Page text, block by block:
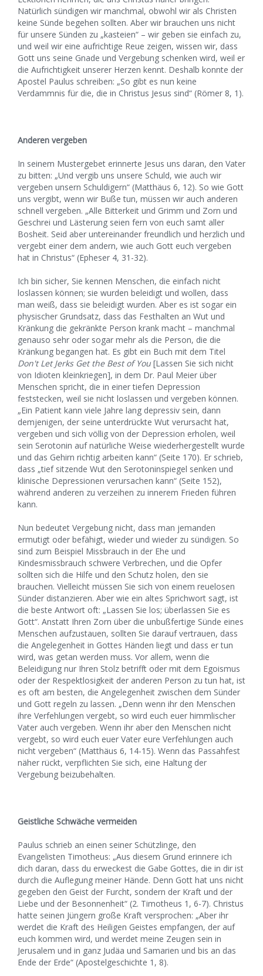
Natürlich sündigen wir manchmal, obwohl wir als Christen
keine Sünde begehen sollten. Aber wir brauchen uns nicht
für unsere Sünden zu „kasteien“ – wir geben sie einfach zu,
und weil wir eine aufrichtige Reue zeigen, wissen wir, dass
Gott uns seine Gnade und Vergebung schenken wird, weil er
die Aufrichtigkeit unserer Herzen kennt. Deshalb konnte der
Apostel Paulus schreiben: „So gibt es nun keine
Verdammnis für die, die in Christus Jesus sind“ (Römer 8, 1).
Anderen vergeben
In seinem Mustergebet erinnerte Jesus uns daran, den Vater
zu bitten: „Und vergib uns unsere Schuld, wie auch wir
vergeben unsern Schuldigern“ (Matthäus 6, 12). So wie Gott
uns vergibt, wenn wir Buße tun, müssen wir auch anderen
schnell vergeben. „Alle Bitterkeit und Grimm und Zorn und
Geschrei und Lästerung seien fern von euch samt aller
Bosheit. Seid aber untereinander freundlich und herzlich und
vergebt einer dem andern, wie auch Gott euch vergeben
hat in Christus“ (Epheser 4, 31-32).
Ich bin sicher, Sie kennen Menschen, die einfach nicht
loslassen können; sie wurden beleidigt und wollen, dass
man weiß, dass sie beleidigt wurden. Aber es ist sogar ein
physischer Grundsatz, dass das Festhalten an Wut und
Kränkung die gekränkte Person krank macht – manchmal
genauso sehr oder sogar mehr als die Person, die die
Kränkung begangen hat. Es gibt ein Buch mit dem Titel
Don't Let Jerks Get the Best of You [Lassen Sie sich nicht
von Idioten kleinkriegen], in dem Dr. Paul Meier über
Menschen spricht, die in einer tiefen Depression
feststecken, weil sie nicht loslassen und vergeben können.
„Ein Patient kann viele Jahre lang depressiv sein, dann
demjenigen, der seine unterdrückte Wut verursacht hat,
vergeben und sich völlig von der Depression erholen, weil
sein Serotonin auf natürliche Weise wiederhergestellt wurde
und das Gehirn richtig arbeiten kann“ (Seite 170). Er schrieb,
dass „tief sitzende Wut den Serotoninspiegel senken und
klinische Depressionen verursachen kann“ (Seite 152),
während anderen zu verzeihen zu innerem Frieden führen
kann.
Nun bedeutet Vergebung nicht, dass man jemanden
ermutigt oder befähigt, wieder und wieder zu sündigen. So
sind zum Beispiel Missbrauch in der Ehe und
Kindesmissbrauch schwere Verbrechen, und die Opfer
sollten sich die Hilfe und den Schutz holen, den sie
brauchen. Vielleicht müssen Sie sich von einem reuelosen
Sünder distanzieren. Aber wie ein altes Sprichwort sagt, ist
die beste Antwort oft: „Lassen Sie los; überlassen Sie es
Gott“. Anstatt Ihren Zorn über die unbußfertige Sünde eines
Menschen aufzustauen, sollten Sie darauf vertrauen, dass
die Angelegenheit in Gottes Händen liegt und dass er tun
wird, was getan werden muss. Vor allem, wenn die
Beleidigung nur Ihren Stolz betrifft oder mit dem Egoismus
oder der Respektlosigkeit der anderen Person zu tun hat, ist
es oft am besten, die Angelegenheit zwischen dem Sünder
und Gott regeln zu lassen. „Denn wenn ihr den Menschen
ihre Verfehlungen vergebt, so wird euch euer himmlischer
Vater auch vergeben. Wenn ihr aber den Menschen nicht
vergebt, so wird euch euer Vater eure Verfehlungen auch
nicht vergeben“ (Matthäus 6, 14-15). Wenn das Passahfest
näher rückt, verpflichten Sie sich, eine Haltung der
Vergebung beizubehalten.
Geistliche Schwäche vermeiden
Paulus schrieb an einen seiner Schützlinge, den
Evangelisten Timotheus: „Aus diesem Grund erinnere ich
dich daran, dass du erweckest die Gabe Gottes, die in dir ist
durch die Auflegung meiner Hände. Denn Gott hat uns nicht
gegeben den Geist der Furcht, sondern der Kraft und der
Liebe und der Besonnenheit“ (2. Timotheus 1, 6-7). Christus
hatte seinen Jüngern große Kraft versprochen: „Aber ihr
werdet die Kraft des Heiligen Geistes empfangen, der auf
euch kommen wird, und werdet meine Zeugen sein in
Jerusalem und in ganz Judäa und Samarien und bis an das
Ende der Erde“ (Apostelgeschichte 1, 8).